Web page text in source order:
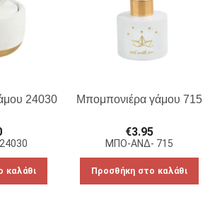
24030
καλάθι
Μπομπονιέρα γάμου 715
€3.95
ΜΠΟ-ΑΝΔ- 715
Προσθήκη στο καλάθι